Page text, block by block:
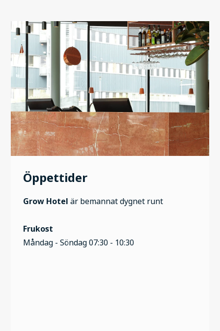
Öppettider
Grow Hotel är bemannat dygnet runt
Frukost
Måndag - Söndag 07:30 - 10:30